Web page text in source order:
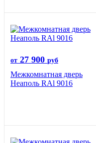
от 27 900 руб
Межкомнатная дверь
Неаполь RAl 9016